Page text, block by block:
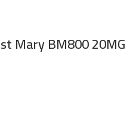
Mary BM800 20MG